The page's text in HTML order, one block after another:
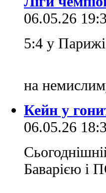
06.05.26
5:4 у Парижі
на
Кейн у
06.05.26
Баварією і